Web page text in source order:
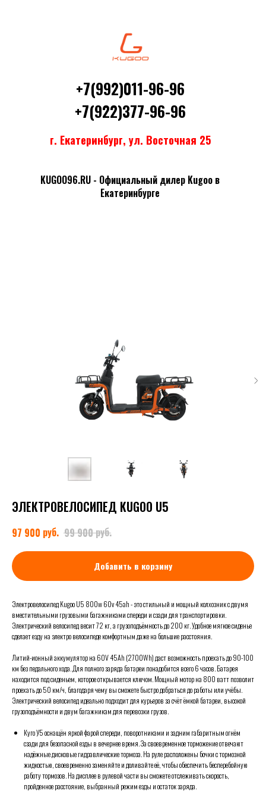
+7(992)011-96-96
+7(922)377-96-96
г. Екатеринбург, ул. Восточная 25
KUGOO96.RU - Официальный дилер Kugoo в
Екатеринбурге
ЭЛЕКТРОВЕЛОСИПЕД KUGOO U5
97 900 руб. 99 900руб.
Добавить в корзину
Электровелосипед Kugoo U5 800w 60v 45ah - это стильный и мощный колхозник с двумя
вместительными грузовыми багажниками спереди и сзади для транспортировки.
Электрический велосипед весит 72 кг, а грузоподъёмность до 200 кг. Удобное мягкое сиденье
сделает езду на электро велосипеде комфортным даже на большие расстояния.
Литий-ионный аккумулятор на 60V 45Ah (2700Wh) даст возможность проехать до 90-100
км без педального хода. Для полного заряда батареи понадобится всего 6 часов. Батарея
находится под сиденьем, которое открывается ключом. Мощный мотор на 800 ватт позволит
проехать до 50 км/ч, благодаря чему вы сможете быстро добраться до работы или учёбы.
Электрический велосипед идеально подходит для курьеров за счёт ёмкой батареи, высокой
грузоподъёмности и двум багажникам для перевозки грузов.
Куго У5 оснащён яркой фарой спереди, поворотниками и задним габаритным огнём
сзади для безопасной езды в вечернее время. За своевременное торможение отвечают
надёжные дисковые гидравлические тормоза. На руле расположены бочки с тормозной
жидкостью, своевременно заменяйте и доливайте её, чтобы обеспечить бесперебойную
работу тормозов. На дисплее в рулевой части вы сможете отслеживать скорость,
пройденное расстояние, выбранный режим езды и остаток заряда.